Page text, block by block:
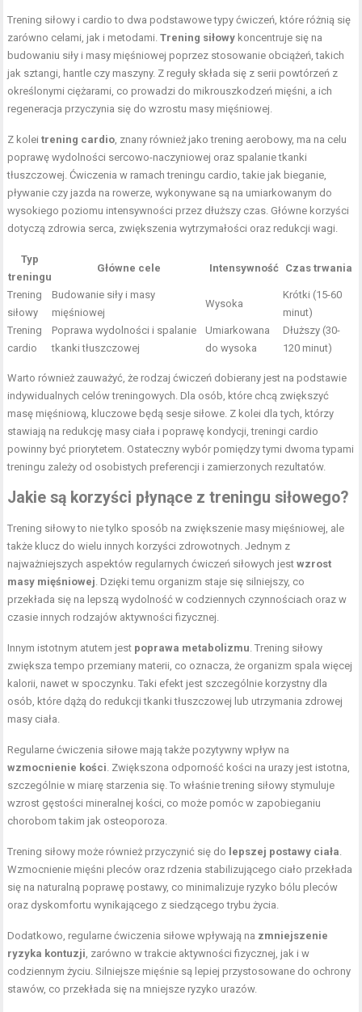
Trening siłowy i cardio to dwa podstawowe typy ćwiczeń, które różnią się
zarówno celami, jak i metodami.Trening siłowy koncentruje się na
budowaniu siły i masy mięśniowej poprzez stosowanie obciążeń, takich
jak sztangi, hantle czy maszyny. Z reguły składa się z serii powtórzeń z
określonymi ciężarami, co prowadzi do mikrouszkodzeń mięśni, a ich
regeneracja przyczynia się do wzrostu masy mięśniowej.
Z koleitrening cardio, znany również jako trening aerobowy, ma na celu
poprawę wydolności sercowo-naczyniowej oraz spalanie tkanki
tłuszczowej. Ćwiczenia w ramach treningu cardio, takie jak bieganie,
pływanie czy jazda na rowerze, wykonywane są na umiarkowanym do
wysokiego poziomu intensywności przez dłuższy czas. Główne korzyści
dotyczą zdrowia serca, zwiększenia wytrzymałości oraz redukcji wagi.
Typ
treningu
Główne cele Intensywność Czas trwania
Trening
siłowy
Budowanie siły i masy
mięśniowej
Wysoka
Krótki (15-60
minut)
Trening
cardio
Poprawa wydolności i spalanie
tkanki tłuszczowej
Umiarkowana
do wysoka
Dłuższy (30-
120 minut)
Warto również zauważyć, że rodzaj ćwiczeń dobierany jest na podstawie
indywidualnych celów treningowych. Dla osób, które chcą zwiększyć
masę mięśniową, kluczowe będą sesje siłowe. Z kolei dla tych, którzy
stawiają na redukcję masy ciała i poprawę kondycji, treningi cardio
powinny być priorytetem. Ostateczny wybór pomiędzy tymi dwoma typami
treningu zależy od osobistych preferencji i zamierzonych rezultatów.
Jakie są korzyści płynące z treningu siłowego?
Trening siłowy to nie tylko sposób na zwiększenie masy mięśniowej, ale
także klucz do wielu innych korzyści zdrowotnych. Jednym z
najważniejszych aspektów regularnych ćwiczeń siłowych jestwzrost
masy mięśniowej. Dzięki temu organizm staje się silniejszy, co
przekłada się na lepszą wydolność w codziennych czynnościach oraz w
czasie innych rodzajów aktywności fizycznej.
Innym istotnym atutem jest poprawa metabolizmu. Trening siłowy
zwiększa tempo przemiany materii, co oznacza, że organizm spala więcej
kalorii, nawet w spoczynku. Taki efekt jest szczególnie korzystny dla
osób, które dążą do redukcji tkanki tłuszczowej lub utrzymania zdrowej
masy ciała.
Regularne ćwiczenia siłowe mają także pozytywny wpływ na
wzmocnienie kości. Zwiększona odporność kości na urazy jest istotna,
szczególnie w miarę starzenia się. To właśnie trening siłowy stymuluje
wzrost gęstości mineralnej kości, co może pomóc w zapobieganiu
chorobom takim jak osteoporoza.
Trening siłowy może również przyczynić się do lepszej postawy ciała.
Wzmocnienie mięśni pleców oraz rdzenia stabilizującego ciało przekłada
się na naturalną poprawę postawy, co minimalizuje ryzyko bólu pleców
oraz dyskomfortu wynikającego z siedzącego trybu życia.
Dodatkowo, regularne ćwiczenia siłowe wpływają na zmniejszenie
ryzyka kontuzji, zarówno w trakcie aktywności fizycznej, jak i w
codziennym życiu. Silniejsze mięśnie są lepiej przystosowane do ochrony
stawów, co przekłada się na mniejsze ryzyko urazów.